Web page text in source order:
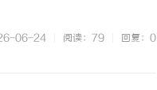
06-24 阅读：79 回复：0